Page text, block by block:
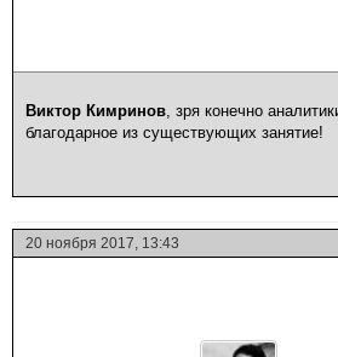
Виктор Кимринов, зря конечно
благодарное из существующих занятие!
20 ноября 2017, 13:43